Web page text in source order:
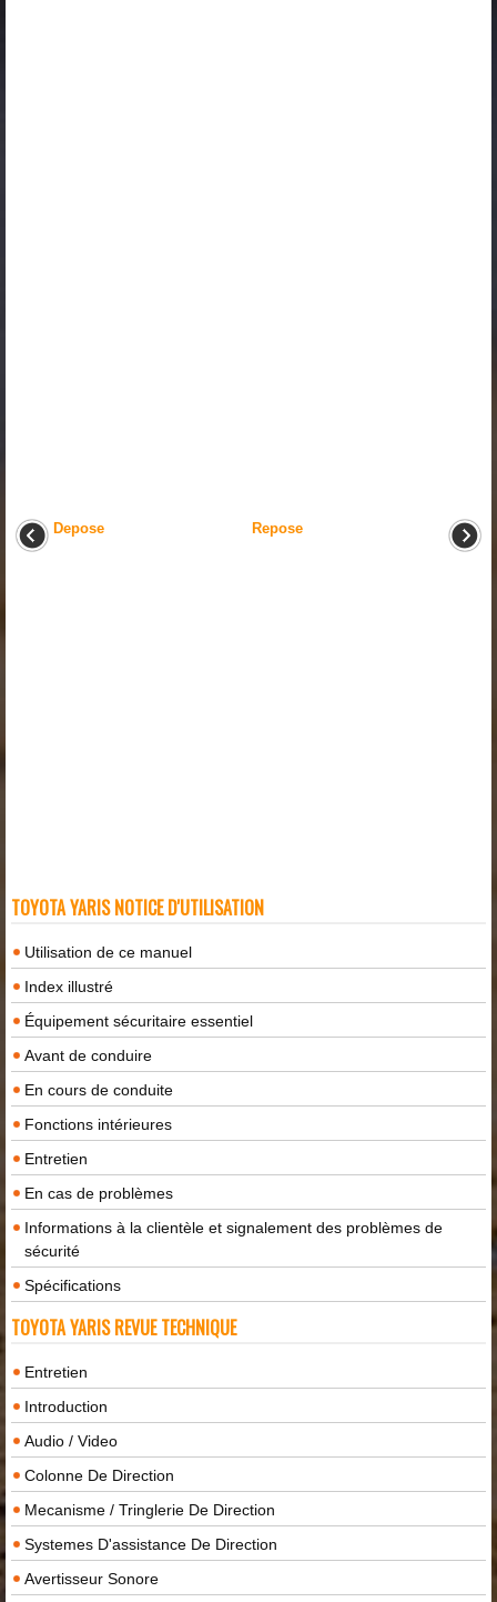
Depose Repose
TOYOTA YARIS NOTICE D'UTILISATION
Utilisation de ce manuel
Index illustré
Équipement sécuritaire essentiel
Avant de conduire
En cours de conduite
Fonctions intérieures
Entretien
En cas de problèmes
Informations à la clientèle et signalement des problèmes de
sécurité
Spécifications
TOYOTA YARIS REVUE TECHNIQUE
Entretien
Introduction
Audio / Video
Colonne De Direction
Mecanisme / Tringlerie De Direction
Systemes D'assistance De Direction
Avertisseur Sonore